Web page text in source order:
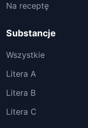
Na receptę
Substancje
Wszystkie
Litera A
Litera B
Litera C